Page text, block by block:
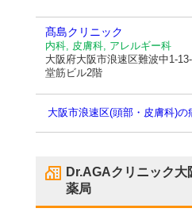
髙島クリニック
内科, 皮膚科, アレルギー科
大阪府大阪市浪速区難波中1-
堂筋ビル2階
大阪市浪速区(頭部・皮膚科)
Dr.AGAクリニック大
薬局